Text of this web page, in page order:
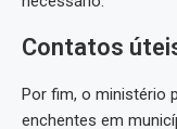
Contatos
Por fim, o ministério
enchentes em